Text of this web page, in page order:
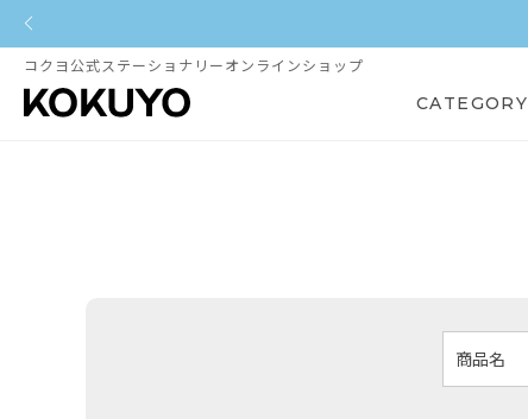
コクヨ公式ステーショナリーオンラインショップ
CATEGORY